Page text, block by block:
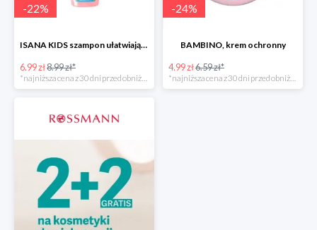
-22%
ISANA KIDS szampon ułatwiający rozczesywanie 200 ml
6.99 zł8.99 zł*
-24%
BAMBINO, krem ochronny
4.99 zł6.59 zł*